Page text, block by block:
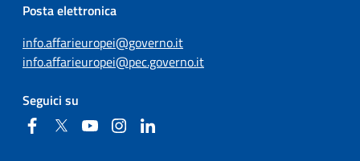
Posta elettronica
info.affarieuropei@governo.it
info.affarieuropei@pec.governo.it
Seguici su
FacebookTwitter YouTubeInstagram